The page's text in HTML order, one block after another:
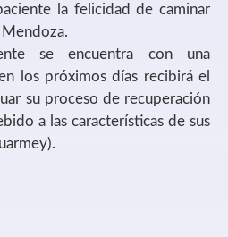
la felicidad de caminar
Mendoza.
se encuentra con una
los próximos días recibirá el
su proceso de recuperación
a las características de sus